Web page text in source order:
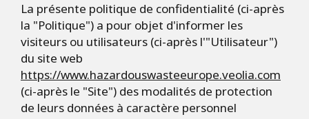
La présente politique de confidentialité (ci-après
la "Politique") a pour objet d'informer les
visiteurs ou utilisateurs (ci-après l'"Utilisateur")
du site web
https://www.hazardouswasteeurope.veolia.com
(ci-après le "Site") des modalités de protection
de leurs données à caractère personnel